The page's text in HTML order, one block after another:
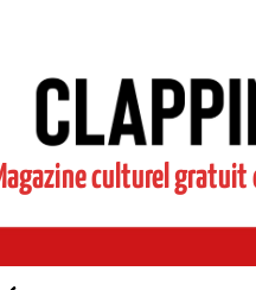
culturel gratuit